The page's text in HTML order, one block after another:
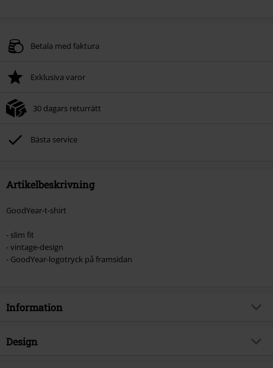
Betala med faktura
Exklusiva varor
30 dagars returrätt
Bästa service
Artikelbeskrivning
GoodYear-t-shirt
- slim fit
- vintage-design
- GoodYear-logotryck på framsidan
Information
Artikelnummer
Design